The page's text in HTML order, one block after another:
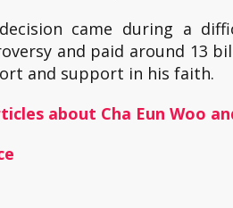
came during a
and paid around 13
and support in his faith.
about Cha Eun Woo